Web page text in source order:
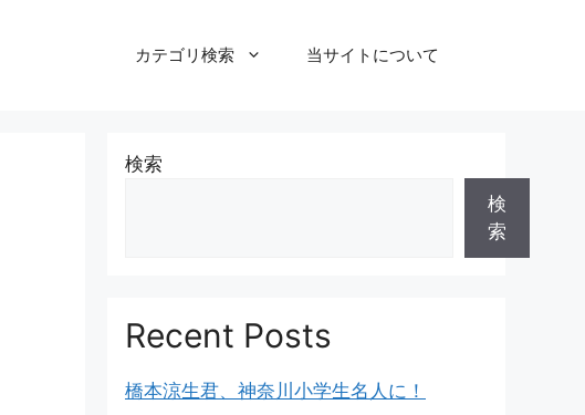
カテゴリ検索 当サイトについて
検索
検
索
Recent Posts
橋本涼生君、神奈川小学生名人に！